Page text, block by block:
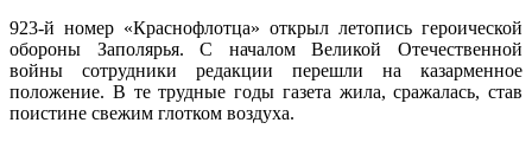
923-й номер «Краснофлотца» открыл летопись героической
обороны Заполярья. С началом Великой Отечественной
войны сотрудники редакции перешли на казарменное
положение. В те трудные годы газета жила, сражалась, став
поистине свежим глотком воздуха.